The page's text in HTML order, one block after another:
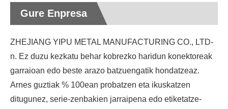
Gure Enpresa
ZHEJIANG YIPU METAL MANUFACTURING CO., LTD-
n. Ez duzu kezkatu behar kobrezko haridun konektoreak
garraioan edo beste arazo batzuengatik hondatzeaz.
Arnes guztiak % 100ean probatzen eta ikuskatzen
ditugunez, serie-zenbakien jarraipena edo etiketatze-